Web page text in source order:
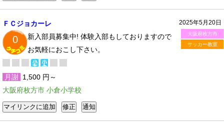
2025年5月20日
大阪府枚方市
サッカー教室
ＦＣジョカーレ
0
新入部員募集中! 体験入部もしておりますので
お気軽におこし下さい。
月謝 1,500 円～
大阪府枚方市 小倉小学校